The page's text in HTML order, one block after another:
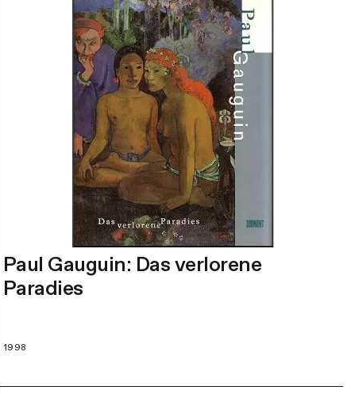
Paul Gauguin: Das verlorene
Paradies
1998